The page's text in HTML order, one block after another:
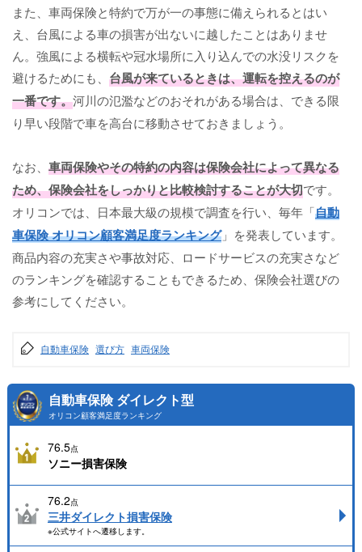
また、車両保険と特約で万が一の事態に備えられるとはい
え、台風による車の損害が出ないに越したことはありませ
ん。強風による横転や冠水場所に入り込んでの水没リスクを
避けるためにも、 台風が来ているときは、運転を控えるのが
一番です。河川の氾濫などのおそれがある場合は、できる限
り早い段階で車を高台に移動させておきましょう。
なお、 車両保険やその特約の内容は保険会社によって異なる
ため、保険会社をしっかりと比較検討することが大切です。
オリコンでは、日本最大級の規模で調査を行い、毎年「自動
車保険 オリコン顧客満足度ランキング」を発表しています。
商品内容の充実さや事故対応、ロードサービスの充実さなど
のランキングを確認することもできるため、保険会社選びの
参考にしてください。
自動車保険 選び方 車両保険
自動車保険 ダイレクト型
オリコン顧客満足度ランキング
76.5点
ソニー損害保険
76.2点
三井ダイレクト損害保険
※公式サイトへ遷移します。